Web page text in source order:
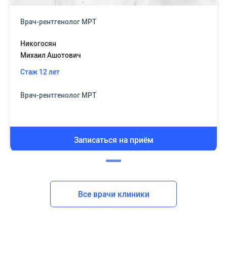
Врач-рентгенолог МРТ
Никогосян
Михаил Ашотович
Стаж 12 лет
Врач-рентгенолог МРТ
Записаться на приём
Все врачи клиники